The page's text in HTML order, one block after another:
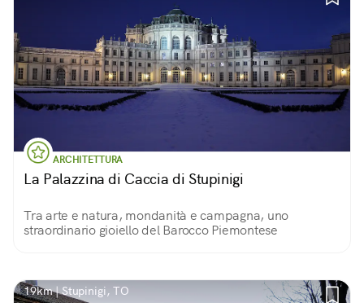
ARCHITETTURA
La Palazzina di Caccia di Stupinigi
Tra arte e natura, mondanità e campagna, uno
straordinario gioiello del Barocco Piemontese
19km | Stupinigi, TO